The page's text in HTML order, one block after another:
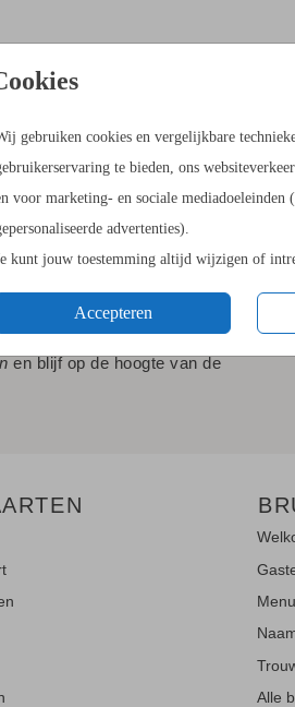
gebruiken cookies en vergelijkbare
te bieden, ons
voor marketing- en sociale mediadoeleinden
advertenties).
kunt jouw toestemming altijd wijzigen of
Accepteren
UPDATES"!
en blijf op de hoogte van de
Alle